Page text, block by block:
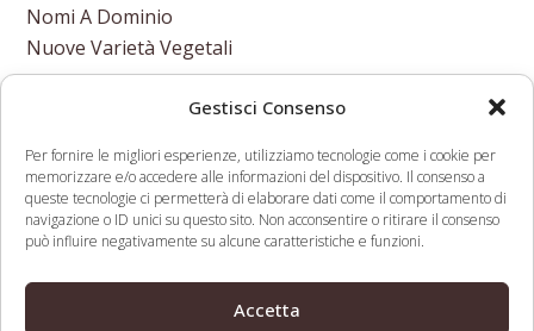
Gestisci Consenso
Per fornire le migliori esperienze, utilizziamo tecnologie come i cookie per
memorizzare e/o accedere alle informazioni del dispositivo. Il consenso a
queste tecnologie ci permetterà di elaborare dati come il comportamento di
navigazione o ID unici su questo sito. Non acconsentire o ritirare il consenso
può influire negativamente su alcune caratteristiche e funzioni.
Accetta
Nomi A Dominio
Nuove Varietà Vegetali
Rapid breeding of
parthenocarpic
tomato plants
using
next
post:
24/03/2017-
COMUNICAZIONI
NUMERAZIONE DELLE
DOMANDE ITALIANE DI